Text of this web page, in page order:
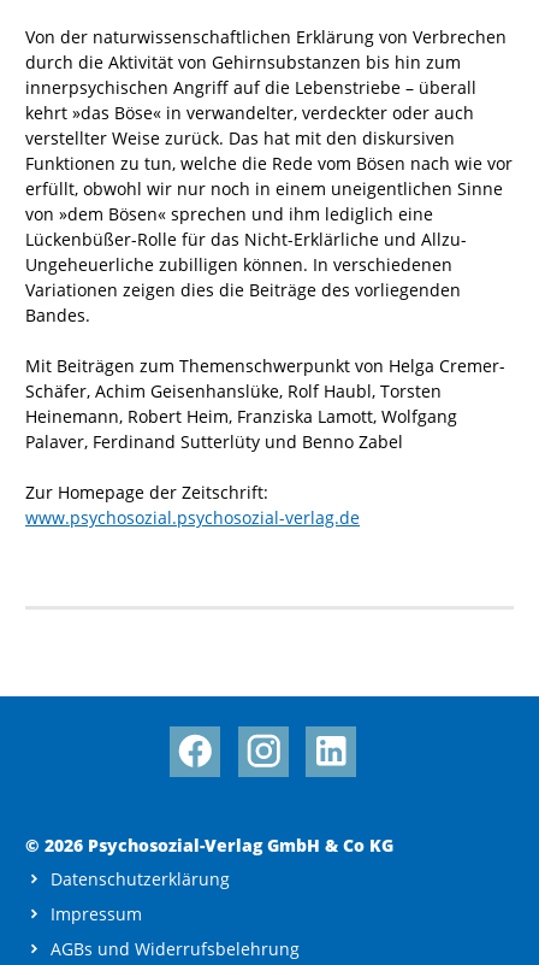
Von der naturwissenschaftlichen Erklärung von Verbrechen
durch die Aktivität von Gehirnsubstanzen bis hin zum
innerpsychischen Angriff auf die Lebenstriebe – überall
kehrt »das Böse« in verwandelter, verdeckter oder auch
verstellter Weise zurück. Das hat mit den diskursiven
Funktionen zu tun, welche die Rede vom Bösen nach wie vor
erfüllt, obwohl wir nur noch in einem uneigentlichen Sinne
von »dem Bösen« sprechen und ihm lediglich eine
Lückenbüßer-Rolle für das Nicht-Erklärliche und Allzu-
Ungeheuerliche zubilligen können. In verschiedenen
Variationen zeigen dies die Beiträge des vorliegenden
Bandes.
Mit Beiträgen zum Themenschwerpunkt von Helga Cremer-
Schäfer, Achim Geisenhanslüke, Rolf Haubl, Torsten
Heinemann, Robert Heim, Franziska Lamott, Wolfgang
Palaver, Ferdinand Sutterlüty und Benno Zabel
Zur Homepage der Zeitschrift:
www.psychosozial.psychosozial-verlag.de
© 2026 Psychosozial-Verlag GmbH & Co KG
Datenschutzerklärung
Impressum
AGBs und Widerrufsbelehrung